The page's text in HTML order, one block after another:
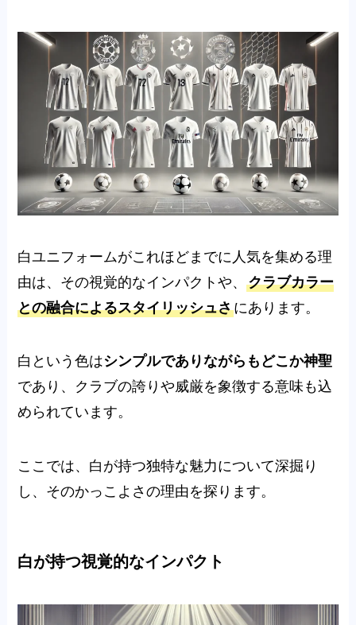
白ユニフォームがこれほどまでに人気を集める理
由は、その視覚的なインパクトや、クラブカラー
との融合によるスタイリッシュさにあります。
白という色はシンプルでありながらもどこか神聖
であり、クラブの誇りや威厳を象徴する意味も込
められています。
ここでは、白が持つ独特な魅力について深掘り
し、そのかっこよさの理由を探ります。
白が持つ視覚的なインパクト